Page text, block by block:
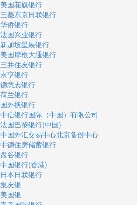
美国花旗银行
三菱东京日联银行
华侨银行
法国兴业银行
新加坡星展银行
美国摩根大通银行
三井住友银行
永亨银行
德意志银行
荷兰银行
国外换银行
中信银行国际（中国）有限公司
法国巴黎银行(中国)
中国外汇交易中心北京备份中心
中德住房储蓄银行
盘谷银行
中国银行(香港)
日本日联银行
集友银
美国银